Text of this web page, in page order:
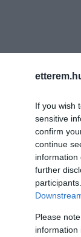
If you wish
sensitive
confirm
continue
information
further
Please
information